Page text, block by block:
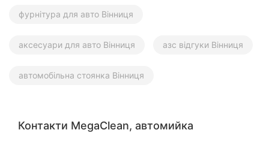
фурнітура для авто Вінниця
аксесуари для авто Вінниця азс відгуки Вінниця
автомобільна стоянка Вінниця
Контакти MegaClean, автомийка